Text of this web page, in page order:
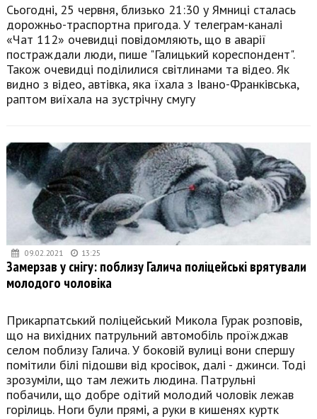
Сьогодні, 25 червня, близько 21:30 у Ямниці сталась
дорожньо-траспортна пригода. У телеграм-каналі
«Чат 112» очевидці повідомляють, що в аварії
постраждали люди, пише "Галицький кореспондент".
Також очевидці поділилися світлинами та відео. Як
видно з відео, автівка, яка їхала з Івано-Франківська,
раптом виїхала на зустрічну смугу
09.02.2021 13:25
Замерзав у снігу: поблизу Галича поліцейські врятували
молодого чоловіка
Прикарпатський поліцейський Микола Гурак розповів,
що на вихідних патрульний автомобіль проїжджав
селом поблизу Галича. У боковій вулиці вони спершу
помітили білі підошви від кросівок, далі - джинси. Тоді
зрозуміли, що там лежить людина. Патрульні
побачили, що добре одітий молодий чоловік лежав
горілиць. Ноги були прямі, а руки в кишенях куртк